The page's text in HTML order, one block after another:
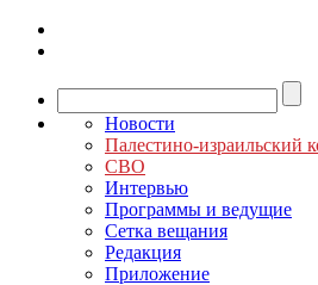
Новости
Палестино-израильский
СВО
Интервью
Программы и ведущие
Сетка вещания
Редакция
Приложение